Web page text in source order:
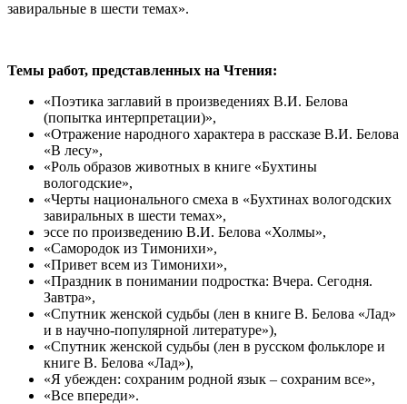
завиральные в шести темах».
Темы работ, представленных на Чтения:
«Поэтика заглавий в произведениях В.И. Белова
(попытка интерпретации)»,
«Отражение народного характера в рассказе В.И. Белова
«В лесу»,
«Роль образов животных в книге «Бухтины
вологодские»,
«Черты национального смеха в «Бухтинах вологодских
завиральных в шести темах»,
эссе по произведению В.И. Белова «Холмы»,
«Самородок из Тимонихи»,
«Привет всем из Тимонихи»,
«Праздник в понимании подростка: Вчера. Сегодня.
Завтра»,
«Спутник женской судьбы (лен в книге В. Белова «Лад»
и в научно-популярной литературе»),
«Спутник женской судьбы (лен в русском фольклоре и
книге В. Белова «Лад»),
«Я убежден: сохраним родной язык – сохраним все»,
«Все впереди».